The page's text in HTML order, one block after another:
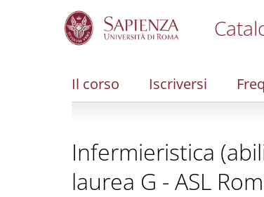
Il corso Iscriversi
Infermieristica
laurea G - ASL